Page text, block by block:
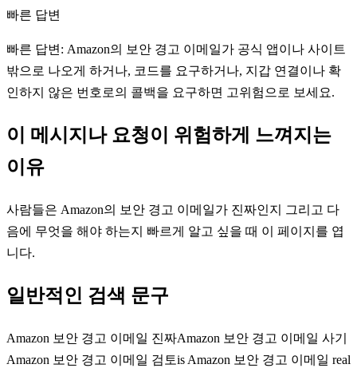
빠른 답변
빠른 답변: Amazon의 보안 경고 이메일가 공식 앱이나 사이트
밖으로 나오게 하거나, 코드를 요구하거나, 지갑 연결이나 확
인하지 않은 번호로의 콜백을 요구하면 고위험으로 보세요.
이 메시지나 요청이 위험하게 느껴지는
이유
사람들은 Amazon의 보안 경고 이메일가 진짜인지 그리고 다
음에 무엇을 해야 하는지 빠르게 알고 싶을 때 이 페이지를 엽
니다.
일반적인 검색 문구
Amazon 보안 경고 이메일 진짜Amazon 보안 경고 이메일 사기
Amazon 보안 경고 이메일 검토is Amazon 보안 경고 이메일 real